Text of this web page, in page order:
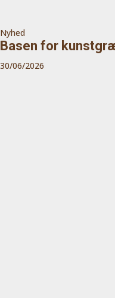
Nyhed
Basen for
30/06/2026